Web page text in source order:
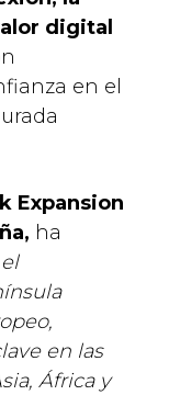
digital
en el
Expansion
ha
en las
África y